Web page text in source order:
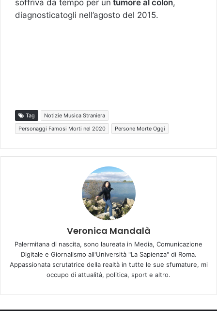
soffriva da tempo per un tumore al colon,
diagnosticatogli nell’agosto del 2015.
Tag
Notizie Musica Straniera
Personaggi Famosi Morti nel 2020
Persone Morte Oggi
Veronica Mandalà
Palermitana di nascita, sono laureata in Media, Comunicazione
Digitale e Giornalismo all'Università "La Sapienza" di Roma.
Appassionata scrutatrice della realtà in tutte le sue sfumature, mi
occupo di attualità, politica, sport e altro.